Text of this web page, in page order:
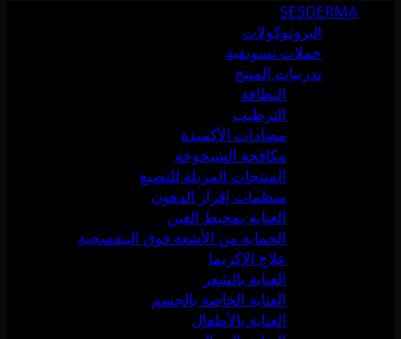
SESDERMA
البروتوكولات
حملات تسويقية
تدريبات المنتج
النظافة
الترطيب
مضادات الأكسدة
مكافحة الشيخوخة
المنتجات المزيلة للتصبغ
منظمات إفراز الدهون
العناية بمحيط العين
الحماية من الأشعة فوق البنفسجية
علاج الإكزيما
العناية بالشعر
العناية الخاصة بالجسم
العناية بالأطفال